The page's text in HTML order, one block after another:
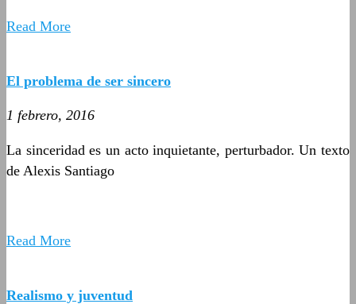
Read More
El problema de ser sincero
1 febrero, 2016
La sinceridad es un acto inquietante, perturbador. Un texto
de Alexis Santiago
Read More
Realismo y juventud